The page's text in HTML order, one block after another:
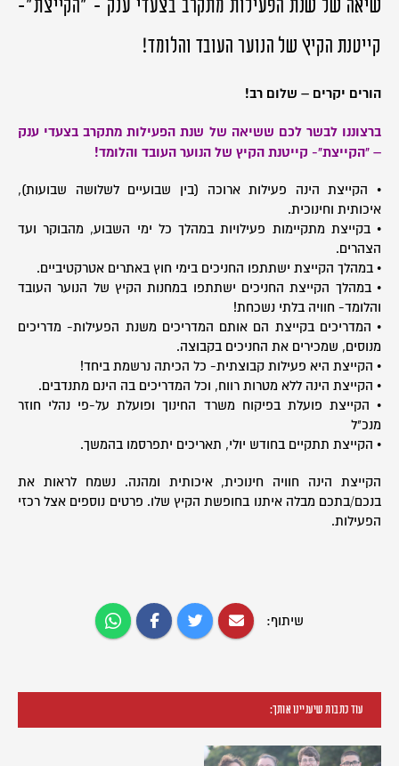
שיאה של שנת הפעילות מתקרב בצעדי ענק - "הקייצת"-
קייטנת הקיץ של הנוער העובד והלומד!
הורים יקרים – שלום רב!
ברצוננו לבשר לכם ששיאה של שנת הפעילות מתקרב בצעדי ענק
– "הקייצת"- קייטנת הקיץ של הנוער העובד והלומד!
• הקייצת הינה פעילות ארוכה (בין שבועיים לשלושה שבועות),
איכותית וחינוכית.
• בקייצת מתקיימות פעילויות במהלך כל ימי השבוע, מהבוקר ועד
הצהרים.
• במהלך הקייצת ישתתפו החניכים בימי חוץ באתרים אטרקטיביים.
• במהלך הקייצת החניכים ישתתפו במחנות הקיץ של הנוער העובד
והלומד- חוויה בלתי נשכחת!
• המדריכים בקייצת הם אותם המדריכים משנת הפעילות- מדריכים
מנוסים, שמכירים את החניכים בקבוצה.
• הקייצת היא פעילות קבוצתית- כל הכיתה נרשמת ביחד!
• הקייצת הינה ללא מטרות רווח, וכל המדריכים בה הינם מתנדבים.
• הקייצת פועלת בפיקוח משרד החינוך ופועלת על-פי נהלי חוזר
מנכ"ל
• הקייצת תתקיים בחודש יולי, תאריכים יתפרסמו בהמשך.
הקייצת הינה חוויה חינוכית, איכותית ומהנה. נשמח לראות את
בנכם/בתכם מבלה איתנו בחופשת הקיץ שלו. פרטים נוספים אצל רכזי
הפעילות.
שיתוף:
עוד כתבות שיעניינו אותך: